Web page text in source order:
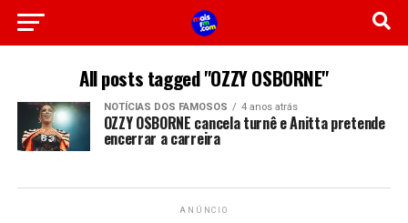
All posts tagged "OZZY OSBORNE"
NOTÍCIAS DOS FAMOSOS 4 anos atrás
OZZY OSBORNE cancela turnê e Anitta pretende
encerrar a carreira
ANÚNCIO